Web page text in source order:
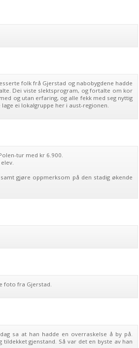
folk frå Gjerstad og nabobygdene hadde
Dei viste slektsprogram, og fortalte om kor
og utan erfaring, og alle fekk med seg nyttig
ei lokalgruppe her i aust-regionen.
tur med kr 6.900.
gjøre oppmerksom på den stadig økende
foto fra Gjerstad.
sa at han hadde en overraskelse å by på.
gjenstand. Så var det en byste av han